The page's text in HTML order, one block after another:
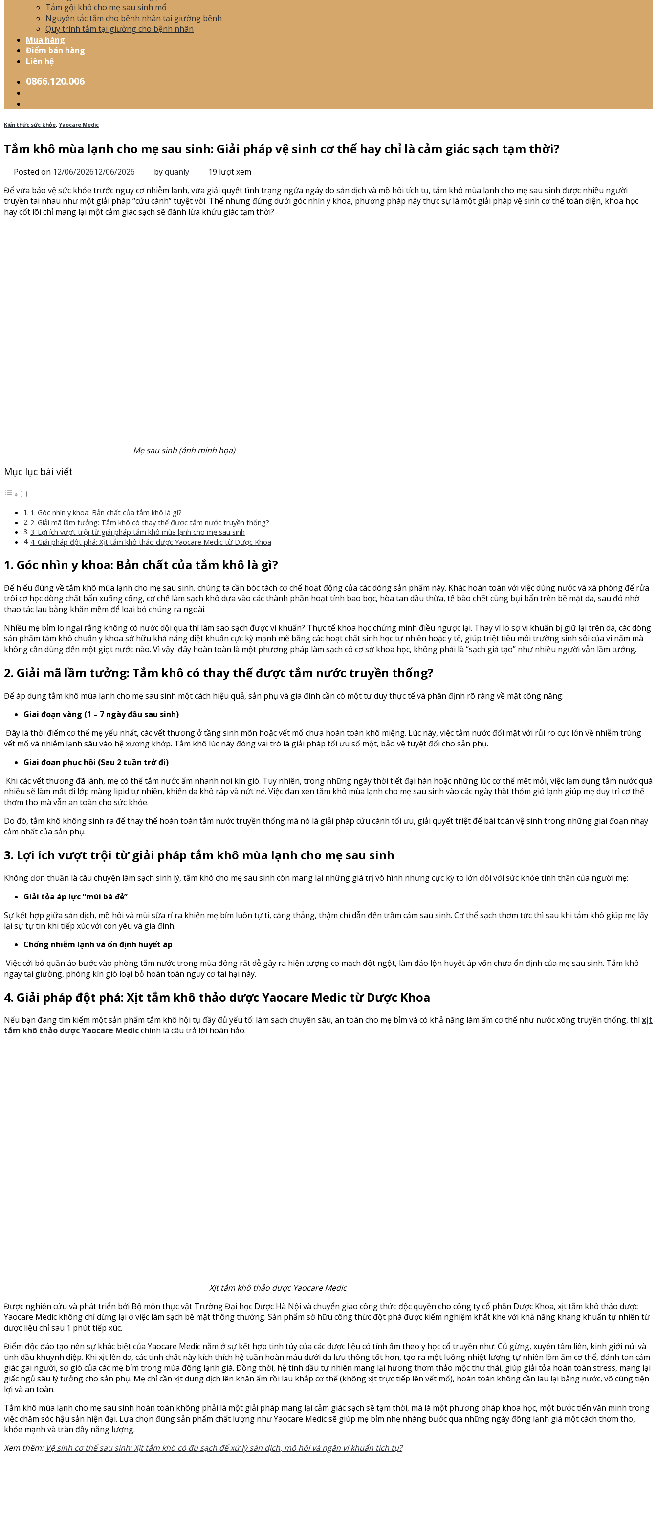
Tắm gội khô cho mẹ sau sinh mổ
Nguyên tắc tắm cho bệnh nhân tại giường bệnh
Quy trình tắm tại giường cho bệnh nhân
Mua hàng
Điểm bán hàng
Liên hệ
0866.120.006
Kiến thức sức khỏe, Yaocare Medic
Tắm khô mùa lạnh cho mẹ sau sinh: Giải pháp vệ sinh cơ thể hay chỉ là cảm giác sạch tạm thời?
Posted on 12/06/202612/06/2026 byquanly
19 lượt xem
Để vừa bảo vệ sức khỏe trước nguy cơ nhiễm lạnh, vừa giải quyết tình trạng ngứa ngáy do sản dịch và mồ hôi tích tụ, tắm khô mùa lạnh cho mẹ sau sinh được nhiều người
truyền tai nhau như một giải pháp “cứu cánh” tuyệt vời. Thế nhưng đứng dưới góc nhìn y khoa, phương pháp này thực sự là một giải pháp vệ sinh cơ thể toàn diện, khoa học
hay cốt lõi chỉ mang lại một cảm giác sạch sẽ đánh lừa khứu giác tạm thời?
Mẹ sau sinh (ảnh minh họa)
Mục lục bài viết
1. Góc nhìn y khoa: Bản chất của tắm khô là gì?
2. Giải mã lầm tưởng: Tắm khô có thay thế được tắm nước truyền thống?
3. Lợi ích vượt trội từ giải pháp tắm khô mùa lạnh cho mẹ sau sinh
4. Giải pháp đột phá: Xịt tắm khô thảo dược Yaocare Medic từ Dược Khoa
1. Góc nhìn y khoa: Bản chất của tắm khô là gì?
Để hiểu đúng về tắm khô mùa lạnh cho mẹ sau sinh, chúng ta cần bóc tách cơ chế hoạt động của các dòng sản phẩm này. Khác hoàn toàn với việc dùng nước và xà phòng để rửa
trôi cơ học dòng chất bẩn xuống cống, cơ chế làm sạch khô dựa vào các thành phần hoạt tính bao bọc, hòa tan dầu thừa, tế bào chết cùng bụi bẩn trên bề mặt da, sau đó nhờ
thao tác lau bằng khăn mềm để loại bỏ chúng ra ngoài.
Nhiều mẹ bỉm lo ngại rằng không có nước dội qua thì làm sao sạch được vi khuẩn? Thực tế khoa học chứng minh điều ngược lại. Thay vì lo sợ vi khuẩn bị giữ lại trên da, các dòng
sản phẩm tắm khô chuẩn y khoa sở hữu khả năng diệt khuẩn cực kỳ mạnh mẽ bằng các hoạt chất sinh học tự nhiên hoặc y tế, giúp triệt tiêu môi trường sinh sôi của vi nấm mà
không cần dùng đến một giọt nước nào. Vì vậy, đây hoàn toàn là một phương pháp làm sạch có cơ sở khoa học, không phải là “sạch giả tạo” như nhiều người vẫn lầm tưởng.
2. Giải mã lầm tưởng: Tắm khô có thay thế được tắm nước truyền thống?
Để áp dụng tắm khô mùa lạnh cho mẹ sau sinh một cách hiệu quả, sản phụ và gia đình cần có một tư duy thực tế và phân định rõ ràng về mặt công năng:
Giai đoạn vàng (1 – 7 ngày đầu sau sinh)
Đây là thời điểm cơ thể mẹ yếu nhất, các vết thương ở tầng sinh môn hoặc vết mổ chưa hoàn toàn khô miệng. Lúc này, việc tắm nước đối mặt với rủi ro cực lớn về nhiễm trùng
vết mổ và nhiễm lạnh sâu vào hệ xương khớp. Tắm khô lúc này đóng vai trò là giải pháp tối ưu số một, bảo vệ tuyệt đối cho sản phụ.
Giai đoạn phục hồi (Sau 2 tuần trở đi)
Khi các vết thương đã lành, mẹ có thể tắm nước ấm nhanh nơi kín gió. Tuy nhiên, trong những ngày thời tiết đại hàn hoặc những lúc cơ thể mệt mỏi, việc lạm dụng tắm nước quá
nhiều sẽ làm mất đi lớp màng lipid tự nhiên, khiến da khô ráp và nứt nẻ. Việc đan xen tắm khô mùa lạnh cho mẹ sau sinh vào các ngày thắt thỏm gió lạnh giúp mẹ duy trì cơ thể
thơm tho mà vẫn an toàn cho sức khỏe.
Do đó, tắm khô không sinh ra để thay thế hoàn toàn tắm nước truyền thống mà nó là giải pháp cứu cánh tối ưu, giải quyết triệt để bài toán vệ sinh trong những giai đoạn nhạy
cảm nhất của sản phụ.
3. Lợi ích vượt trội từ giải pháp tắm khô mùa lạnh cho mẹ sau sinh
Không đơn thuần là câu chuyện làm sạch sinh lý, tắm khô cho mẹ sau sinh còn mang lại những giá trị vô hình nhưng cực kỳ to lớn đối với sức khỏe tinh thần của người mẹ:
Giải tỏa áp lực “mùi bà đẻ”
Sự kết hợp giữa sản dịch, mồ hôi và mùi sữa rỉ ra khiến mẹ bỉm luôn tự ti, căng thẳng, thậm chí dẫn đến trầm cảm sau sinh. Cơ thể sạch thơm tức thì sau khi tắm khô giúp mẹ lấy
lại sự tự tin khi tiếp xúc với con yêu và gia đình.
Chống nhiễm lạnh và ổn định huyết áp
Việc cởi bỏ quần áo bước vào phòng tắm nước trong mùa đông rất dễ gây ra hiện tượng co mạch đột ngột, làm đảo lộn huyết áp vốn chưa ổn định của mẹ sau sinh. Tắm khô
ngay tại giường, phòng kín gió loại bỏ hoàn toàn nguy cơ tai hại này.
4. Giải pháp đột phá: Xịt tắm khô thảo dược Yaocare Medic từ Dược Khoa
Nếu bạn đang tìm kiếm một sản phẩm tắm khô hội tụ đầy đủ yếu tố: làm sạch chuyên sâu, an toàn cho mẹ bỉm và có khả năng làm ấm cơ thể như nước xông truyền thống, thìxịt
tắm khô thảo dược Yaocare Medicchính là câu trả lời hoàn hảo.
Xịt tắm khô thảo dược Yaocare Medic
Được nghiên cứu và phát triển bởi Bộ môn thực vật Trường Đại học Dược Hà Nội và chuyển giao công thức độc quyền cho công ty cổ phần Dược Khoa, xịt tắm khô thảo dược
Yaocare Medic không chỉ dừng lại ở việc làm sạch bề mặt thông thường. Sản phẩm sở hữu công thức đột phá được kiểm nghiệm khắt khe với khả năng kháng khuẩn tự nhiên từ
dược liệu chỉ sau 1 phút tiếp xúc.
Điểm độc đáo tạo nên sự khác biệt của Yaocare Medic nằm ở sự kết hợp tinh túy của các dược liệu có tính ấm theo y học cổ truyền như: Củ gừng, xuyên tâm liên, kinh giới núi và
tinh dầu khuynh diệp. Khi xịt lên da, các tinh chất này kích thích hệ tuần hoàn máu dưới da lưu thông tốt hơn, tạo ra một luồng nhiệt lượng tự nhiên làm ấm cơ thể, đánh tan cảm
giác gai người, sợ gió của các mẹ bỉm trong mùa đông lạnh giá. Đồng thời, hệ tinh dầu tự nhiên mang lại hương thơm thảo mộc thư thái, giúp giải tỏa hoàn toàn stress, mang lại
giấc ngủ sâu lý tưởng cho sản phụ. Mẹ chỉ cần xịt dung dịch lên khăn ấm rồi lau khắp cơ thể (không xịt trực tiếp lên vết mổ), hoàn toàn không cần lau lại bằng nước, vô cùng tiện
lợi và an toàn.
Tắm khô mùa lạnh cho mẹ sau sinh hoàn toàn không phải là một giải pháp mang lại cảm giác sạch sẽ tạm thời, mà là một phương pháp khoa học, một bước tiến văn minh trong
việc chăm sóc hậu sản hiện đại. Lựa chọn đúng sản phẩm chất lượng như Yaocare Medic sẽ giúp mẹ bỉm nhẹ nhàng bước qua những ngày đông lạnh giá một cách thơm tho,
khỏe mạnh và tràn đầy năng lượng.
Xem thêm: Vệ sinh cơ thể sau sinh: Xịt tắm khô có đủ sạch để xử lý sản dịch, mồ hôi và ngăn vi khuẩn tích tụ?